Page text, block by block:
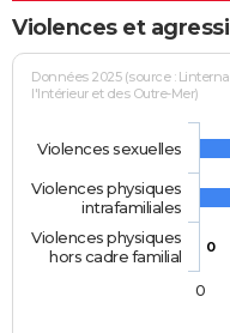
Violences et
Données 2025 (source :
l'Intérieur et des Outre-Mer)
0
Violences sexuelles
Violences physiques
intrafamiliales
Violences physiques
hors cadre familial
0